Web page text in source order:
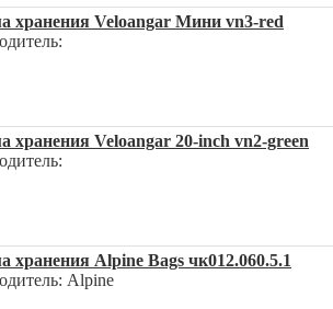
хранения Veloangar Мини vn3-red
хранения Veloangar 20-inch vn2-green
хранения Alpine Bags чк012.060.5.1
Alpine